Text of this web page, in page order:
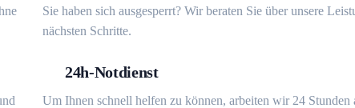
Sie haben sich ausgesperrt? Wir beraten Sie über unsere
nächsten Schritte.
24h-Notdienst
Um Ihnen schnell helfen zu können, arbeiten wir 24 Stunden